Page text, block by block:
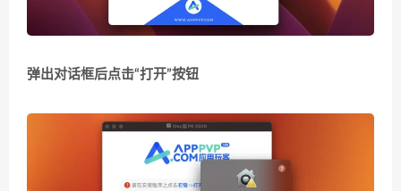
弹出对话框后点击“打开”按钮